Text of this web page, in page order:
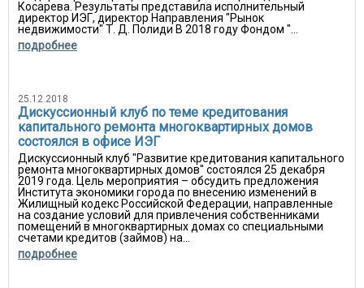
Косарева. Результаты представила исполнительный
директор ИЭГ, директор Направления "Рынок
недвижимости" Т. Д. Полиди В 2018 году Фондом "...
подробнее
25.12.2018
Дискуссионный клуб по теме кредитования
капитального ремонта многоквартирных домов
состоялся в офисе ИЭГ
Дискуссионный клуб "Развитие кредитования капитального
ремонта многоквартирных домов" состоялся 25 декабря
2019 года. Цель мероприятия – обсудить предложения
Института экономики города по внесению изменений в
Жилищный кодекс Российской Федерации, направленные
на создание условий для привлечения собственниками
помещений в многоквартирных домах со специальными
счетами кредитов (займов) на...
подробнее